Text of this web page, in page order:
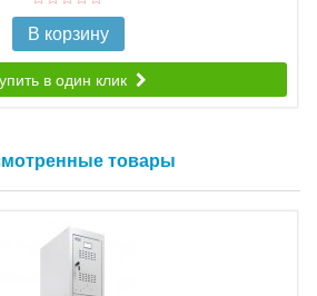
В корзину
в один клик
товары